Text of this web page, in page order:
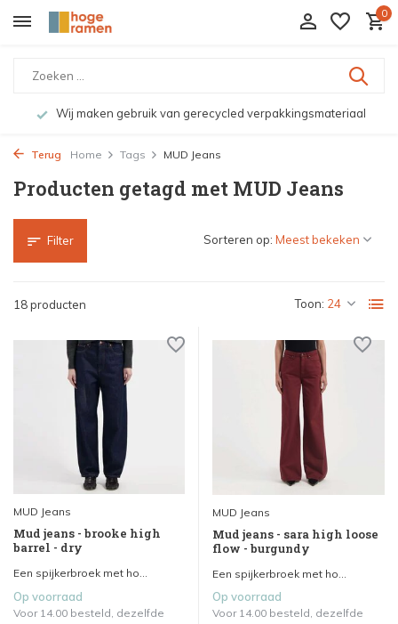
0
Wij maken gebruik van gerecycled verpakkingsmateriaal
Terug Home Tags MUD Jeans
Producten getagd met MUD Jeans
Filter
18 producten Toon:
Sorteren op:
MUD Jeans
Mud jeans - brooke high
barrel - dry
Een spijkerbroek met ho...
Op voorraad
Voor 14.00 besteld, dezelfde
MUD Jeans
Mud jeans - sara high loose
flow - burgundy
Een spijkerbroek met ho...
Op voorraad
Voor 14.00 besteld, dezelfde